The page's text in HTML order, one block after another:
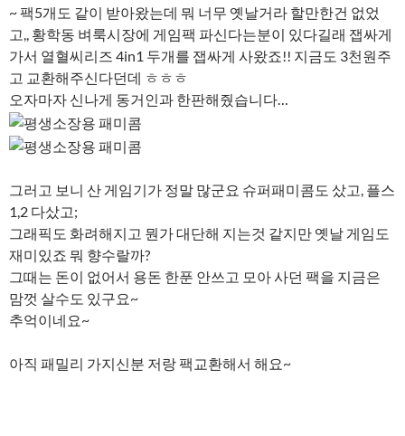
~ 팩5개도 같이 받아왔는데 뭐 너무 옛날거라 할만한건 없었
고,, 황학동 벼룩시장에 게임팩 파신다는분이 있다길래 잽싸게
가서 열혈씨리즈 4in1 두개를 잽싸게 사왔죠!! 지금도 3천원주
고 교환해주신다던데 ㅎㅎㅎ
오자마자 신나게 동거인과 한판해줬습니다…
그러고 보니 산 게임기가 정말 많군요 슈퍼패미콤도 샀고, 플스
1,2 다샀고;
그래픽도 화려해지고 뭔가 대단해 지는것 같지만 옛날 게임도
재미있죠 뭐 향수랄까?
그때는 돈이 없어서 용돈 한푼 안쓰고 모아 사던 팩을 지금은
맘껏 살수도 있구요~
추억이네요~
아직 패밀리 가지신분 저랑 팩교환해서 해요~